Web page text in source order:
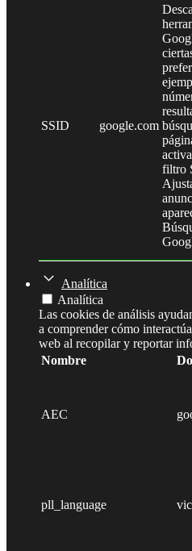
SSID google.com
filtro
Analítica
Analítica
Las cookies de análisis
a comprender cómo
web al recopilar y reportar
Nombre
AEC
pll_language